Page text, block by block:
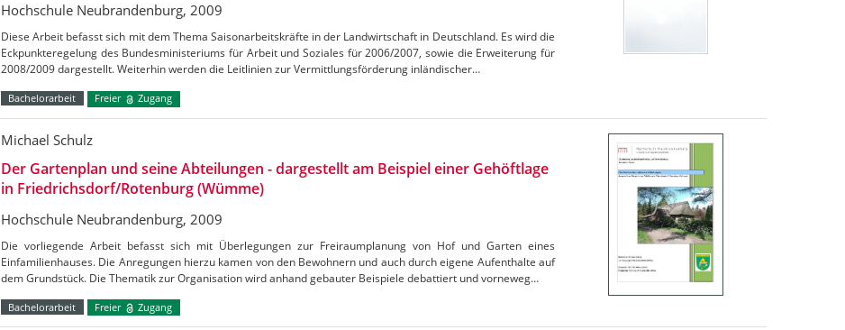
Hochschule Neubrandenburg, 2009
Diese Arbeit befasst sich mit dem Thema Saisonarbeitskräfte in der Landwirtschaft in Deutschland. Es wird die
Eckpunkteregelung des Bundesministeriums für Arbeit und Soziales für 2006/2007, sowie die Erweiterung für
2008/2009 dargestellt. Weiterhin werden die Leitlinien zur Vermittlungsförderung inländischer…
Bachelorarbeit Freier Zugang
Michael Schulz
Der Gartenplan und seine Abteilungen - dargestellt am Beispiel einer Gehöftlage
in Friedrichsdorf/Rotenburg (Wümme)
Hochschule Neubrandenburg, 2009
Die vorliegende Arbeit befasst sich mit Überlegungen zur Freiraumplanung von Hof und Garten eines
Einfamilienhauses. Die Anregungen hierzu kamen von den Bewohnern und auch durch eigene Aufenthalte auf
dem Grundstück. Die Thematik zur Organisation wird anhand gebauter Beispiele debattiert und vorneweg…
Bachelorarbeit Freier Zugang